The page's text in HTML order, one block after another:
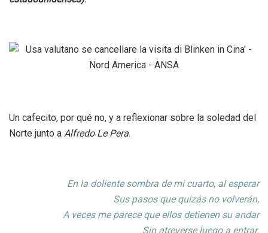
Un cafecito, por qué no, y a reflexionar sobre la soledad del
Norte junto a Alfredo Le Pera.
En la doliente sombra de mi cuarto, al esperar
Sus pasos que quizás no volverán,
A veces me parece que ellos detienen su andar
Sin atreverse luego a entrar.